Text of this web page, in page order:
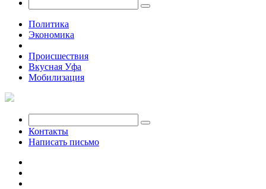
Политика
Экономика
Происшествия
Вкусная Уфа
Мобилизация
Контакты
Написать письмо